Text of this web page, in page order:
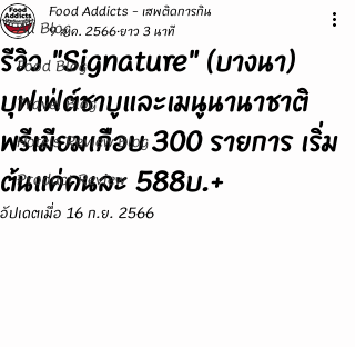
All Blog
Food Blog
Travel Blog
Hotels Review Blog
Product Review
รีวิว "Signature" (บางนา)
บุฟเฟ่ต์ชาบูและเมนูนานาชาติ
พรีเมียมเกือบ 300 รายการ เริ่ม
ต้นแค่คนละ 588บ.+
Food Addicts - เสพติดการกิน
9 ส.ค. 2566ยาว 3 นาที
อัปเดตเมื่อ 16 ก.ย. 2566